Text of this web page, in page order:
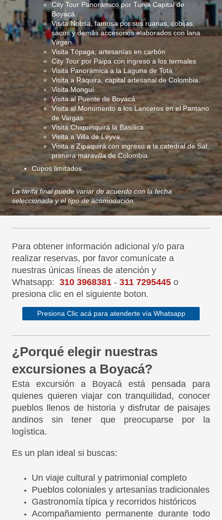
City Tour Panorámico por Tunja Capital de
Boyacá.
Visita Nobsa, famosa por sus ruanas, cobijas,
sacos y demás accesorios elaborados con lana
Virgen.
Visita Tópaga, artesanías en carbón
City Tour por Paipa con ingreso a los termales
Visita Panorámica a la Laguna de Tota
Visita a Ráquira, capital artesanal de Colombia.
Visita Monguí
Visita al Puente de Boyacá
Visita al Monumento a los Lanceros en el Pantano
de Vargas
Visita Chiquinquirá la Basílica.
Visita a Villa de Leyva.
Visita a Zipaquirá con ingreso a la catedral de Sal,
primera maravilla de Colombia.
Cupos limitados
La tarifa final puede variar de acuerdo con la fecha
seleccionada y el tipo de acomodación.
Para obtener información adicional y/o para
realizar reservas, por favor comunícate a
nuestras únicas líneas de atención y
Whatsapp: 310 3968381 - 311 7295445 o
presiona clic en el siguiente boton.
Presiona Clic acá para atenderte vía Whatsapp
¿Porqué elegir nuestras
excursiones a Boyacá?
Esta excursión a Boyacá está pensada para
quienes quieren viajar con tranquilidad, conocer
pueblos llenos de historia y disfrutar de paisajes
andinos sin tener que preocuparse por la
logística.
Es un plan ideal si buscas:
Un viaje cultural y patrimonial completo
Pueblos coloniales y artesanías tradicionales
Gastronomía típica y recorridos históricos
Acompañamiento permanente durante todo